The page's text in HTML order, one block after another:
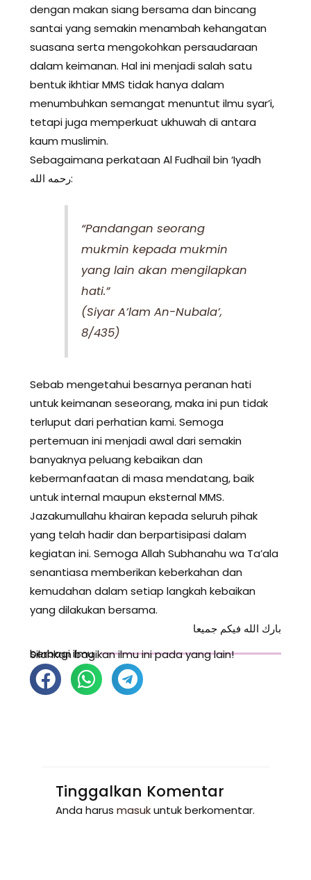
dengan makan siang bersama dan bincang
santai yang semakin menambah kehangatan
suasana serta mengokohkan persaudaraan
dalam keimanan. Hal ini menjadi salah satu
bentuk ikhtiar MMS tidak hanya dalam
menumbuhkan semangat menuntut ilmu syar’i,
tetapi juga memperkuat ukhuwah di antara
kaum muslimin.
Sebagaimana perkataan Al Fudhail bin ‘Iyadh
رحمه الله:
“Pandangan seorang
mukmin kepada mukmin
yang lain akan mengilapkan
hati.”
(Siyar A’lam An-Nubala’,
8/435)
Sebab mengetahui besarnya peranan hati
untuk keimanan seseorang, maka ini pun tidak
terluput dari perhatian kami. Semoga
pertemuan ini menjadi awal dari semakin
banyaknya peluang kebaikan dan
kebermanfaatan di masa mendatang, baik
untuk internal maupun eksternal MMS.
Jazakumullahu khairan kepada seluruh pihak
yang telah hadir dan berpartisipasi dalam
kegiatan ini. Semoga Allah Subhanahu wa Ta’ala
senantiasa memberikan keberkahan dan
kemudahan dalam setiap langkah kebaikan
yang dilakukan bersama.
بارك الله فيكم جميعا
berbagi ilmu
Silahkan bagikan ilmu ini pada yang lain!
Tinggalkan Komentar
Anda harus masukuntuk berkomentar.